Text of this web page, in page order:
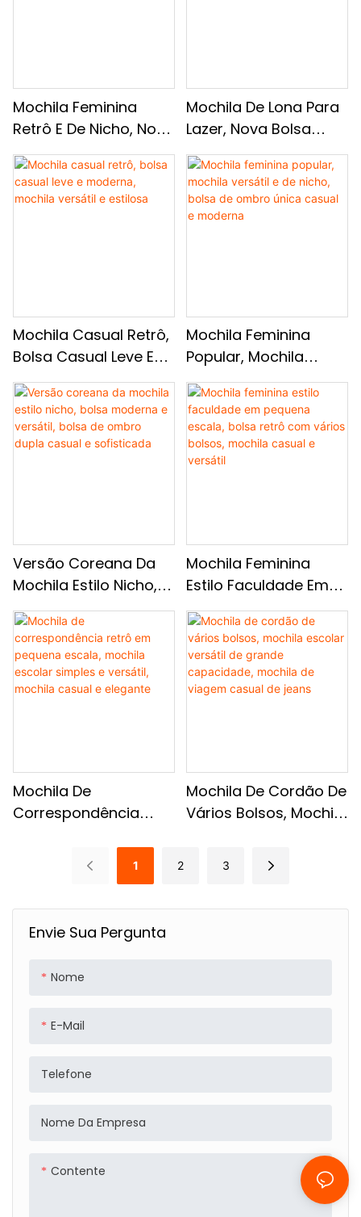
Envie Sua Pergunta
Nome
E-Mail
Telefone
Nome Da Empresa
Contente
Mochila Feminina
Retrô E De Nicho, Nova
Bolsa De Ombro Dupla
De Alta Qualidade,
Mochila Moderna E
Mochila De Lona Para
Lazer, Nova Bolsa
Xadrez Da Moda,
Mochila Moderna De
Grande Capacidade
Mochila Casual Retrô,
Bolsa Casual Leve E
Moderna, Mochila
Versátil E Estilosa
Mochila Feminina
Popular, Mochila
Versátil E De Nicho,
Bolsa De Ombro Única
Casual E Moderna
Versão Coreana Da
Mochila Estilo Nicho,
Bolsa Moderna E
Versátil, Bolsa De
Ombro Dupla Casual E
Sofisticada
Mochila Feminina
Estilo Faculdade Em
Pequena Escala, Bolsa
Retrô Com Vários
Bolsos, Mochila
Casual E Versátil
Mochila De
Correspondência
Escala, Mochila
Escolar Simples E
Mochila De Cordão De
Vários Bolsos, Mochila
Grande Capacidade,
1 2 3